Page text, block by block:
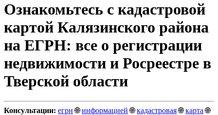
Ознакомьтесь с кадастровой
картой Калязинского района
на ЕГРН: все о регистрации
недвижимости и Росреестре в
Тверской области
Консультации: егрн🌐информацией🌐кадастровая🌐карта🌐